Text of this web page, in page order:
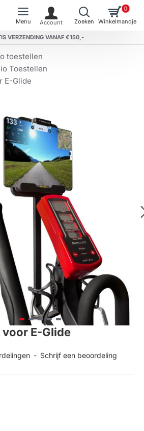
VERZENDING VANAF €150,-
0
toestellen
Toestellen
E-Glide
E-Glide
- Schrijf een beoordeling